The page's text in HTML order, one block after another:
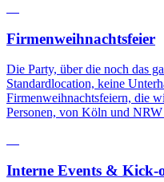
Firmenweihnachtsfeier
Die Party, über die noch das
Standardlocation, keine
Firmenweihnachtsfeiern, die
Personen, von Köln und NRW
Interne Events & Kick-